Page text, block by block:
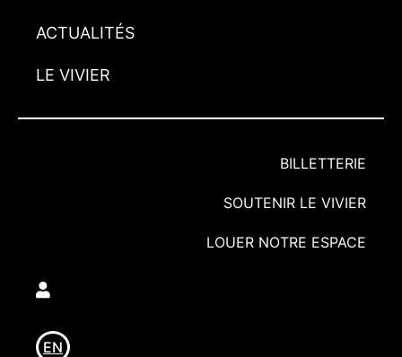
ACTUALITÉS
LE VIVIER
BILLETTERIE
SOUTENIR LE VIVIER
LOUER NOTRE ESPACE
Utilisateur
EN